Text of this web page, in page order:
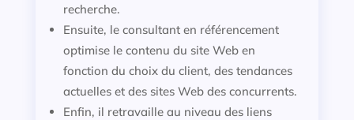
recherche.
Ensuite, le consultant en référencement
optimise le contenu du site Web en
fonction du choix du client, des tendances
actuelles et des sites Web des concurrents.
Enfin, il retravaille au niveau des liens